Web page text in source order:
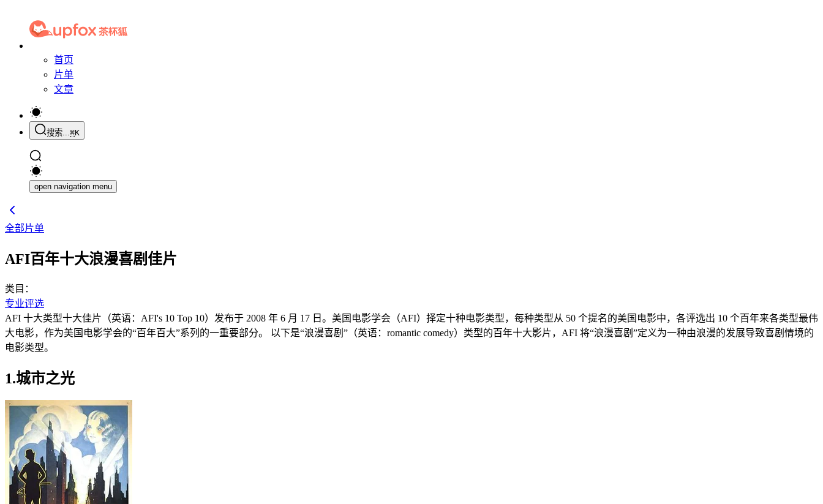
首页
片单
文章
搜索...⌘K
open navigation menu
全部片单
AFI百年十大浪漫喜剧佳片
类目：
专业评选
AFI 十大类型十大佳片（英语：AFI's 10 Top 10）发布于 2008 年 6 月 17 日。美国电影学会（AFI）择定十种电影类型，每种类型从 50 个提名的美国电影中，各评选出 10 个百年来各类型最伟
大电影，作为美国电影学会的“百年百大”系列的一重要部分。 以下是“浪漫喜剧”（英语：romantic comedy）类型的百年十大影片，AFI 将“浪漫喜剧”定义为一种由浪漫的发展导致喜剧情境的
电影类型。
1.城市之光